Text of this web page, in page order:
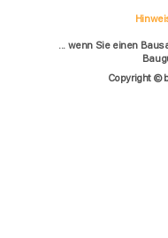
... wenn Sie einen
Copyright ©